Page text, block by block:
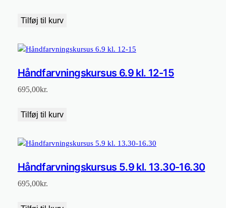
Tilføj til kurv
Håndfarvningskursus 6.9 kl. 12-15
695,00kr.
Tilføj til kurv
Håndfarvningskursus 5.9 kl. 13.30-16.30
695,00kr.